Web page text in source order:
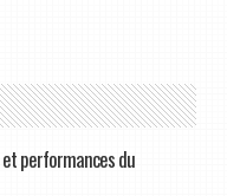
et performances du